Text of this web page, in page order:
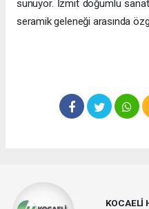
sunuyor. İzmit doğumlu
seramik geleneği arasında
KOCAELİ